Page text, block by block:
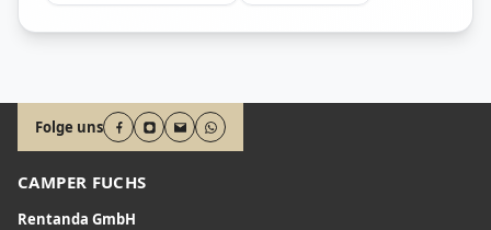
Folge uns
CAMPER FUCHS
Rentanda GmbH